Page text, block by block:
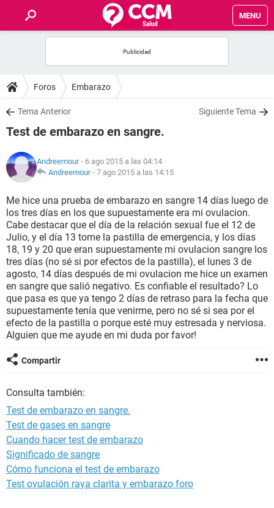
MENU
FOROS
SALUD
NUTRICIÓN
BIENESTAR
SEXUALIDAD
GLOSARIO
Foros Embarazo
Tema Anterior Siguiente Tema
Test de embarazo en sangre.
Andreemour- 6 ago 2015 a las 04:14
Andreemour- 7 ago 2015 a las 14:15
Me hice una prueba de embarazo en sangre 14 días luego de
los tres días en los que supuestamente era mi ovulacion.
Cabe destacar que el día de la relación sexual fue el 12 de
Julio, y el día 13 tome la pastilla de emergencia, y los días
18, 19 y 20 que eran supuestamente mi ovulacion sangre los
tres días (no sé si por efectos de la pastilla), el lunes 3 de
agosto, 14 días después de mi ovulacion me hice un examen
en sangre que salió negativo. Es confiable el resultado? Lo
que pasa es que ya tengo 2 días de retraso para la fecha que
supuestamente tenía que venirme, pero no sé si sea por el
efecto de la pastilla o porque esté muy estresada y nerviosa.
Alguien que me ayude en mi duda por favor!
Compartir
Consulta también:
Test de embarazo en sangre.
Test de gases en sangre
Cuando hacer test de embarazo
Significado de sangre
Cómo funciona el test de embarazo
Test ovulación raya clarita y embarazo foro